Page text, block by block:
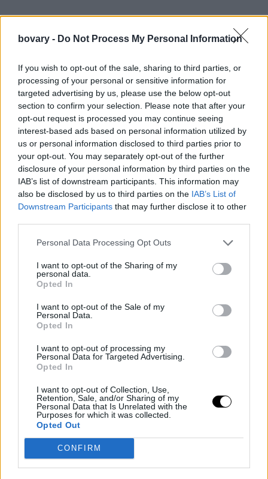
bovary - Do Not Process My Personal Information
If you wish to opt-out of the sale, sharing to third parties, or
processing of your personal or sensitive information for
targeted advertising by us, please use the below opt-out
section to confirm your selection. Please note that after your
opt-out request is processed you may continue seeing
interest-based ads based on personal information utilized by
us or personal information disclosed to third parties prior to
your opt-out. You may separately opt-out of the further
disclosure of your personal information by third parties on the
IAB’s list of downstream participants. This information may
also be disclosed by us to third parties on the IAB’s List of
Downstream Participants that may further disclose it to other
Personal Data Processing Opt Outs
I want to opt-out of the Sharing of my
personal data.
Opted In
I want to opt-out of the Sale of my
Personal Data.
Opted In
I want to opt-out of processing my
Personal Data for Targeted Advertising.
Opted In
I want to opt-out of Collection, Use,
Retention, Sale, and/or Sharing of my
Personal Data that Is Unrelated with the
Purposes for which it was collected.
Opted Out
CONFIRM
Ο Τοξότης έχει μπροστά του μια περίοδο έκπληξης και
δραστηριοτήτων έως νέες ευκαιρίες καριέρας, η αφθονία είναι
προ των πυλών, αρκεί να γίνουν τα σωστά βήματα.
Αιγόκερως
Τυχερός είναι και ο Αιγόκερως, καθώς η Νέα Σελήνη στον
Καρκίνο φωτίζει τον έβδομο οίκο των σχέσεων. Όπως εξηγεί η
αστρολόγος, από τις 25 Ιουνίου, η ερωτική ζωή των Αιγόκερων
είναι έτοιμη να μεταμορφωθεί. Είτε πρόκειται για μια νέα
γνωριμία που παίρνει σοβαρή τροπή, είτε για ήδη υπάρχουσα
σχέση που εδραιώνεται και βαθαίνει, η ενέργεια του φεγγαριού
ενισχύει τις δεσμεύσεις.
Ιχθύες
Στην ίδια ευνοϊκή θέση βρίσκονται και οι Ιχθύες, με τη Νέα
της χαράς και της διασκέδασης. Πιθανότατα θα προκύψει μια
νέα ρομαντική σύνδεση, ίσως με κάποιον που γνωρίζουν ήδη
αλλά δεν είχαν σκεφτεί ποτέ ερωτικά.